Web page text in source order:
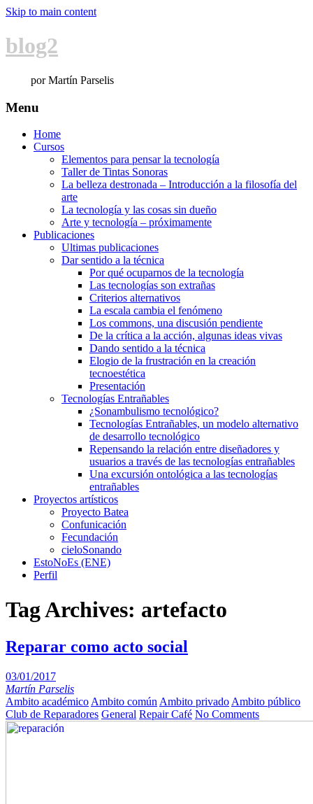
Skip to main content
blog2
por Martín Parselis
Menu
Home
Cursos
Elementos para pensar la tecnología
Taller de Tintas Sonoras
La belleza destronada – Introducción a la filosofía del
arte
La tecnología y las cosas sin dueño
Arte y tecnología – próximamente
Publicaciones
Ultimas publicaciones
Dar sentido a la técnica
Por qué ocuparnos de la tecnología
Las tecnologías son extrañas
Criterios alternativos
La escala cambia el fenómeno
Los commons, una discusión pendiente
De la crítica a la acción, algunas ideas vivas
Dando sentido a la técnica
Elogio de la frustración en la creación
tecnoestética
Presentación
Tecnologías Entrañables
¿Sonambulismo tecnológico?
Tecnologías Entrañables, un modelo alternativo
de desarrollo tecnológico
Repensando la relación entre diseñadores y
usuarios a través de las tecnologías entrañables
Una excursión ontológica a las tecnologías
entrañables
Proyectos artísticos
Proyecto Batea
Confunicación
Fecundación
cieloSonando
EstoNoEs (ENE)
Perfil
Tag Archives: artefacto
Reparar como acto social
03/01/2017
Martín Parselis
Ambito académico Ambito común Ambito privado Ambito público
Club de Reparadores General Repair Café No Comments